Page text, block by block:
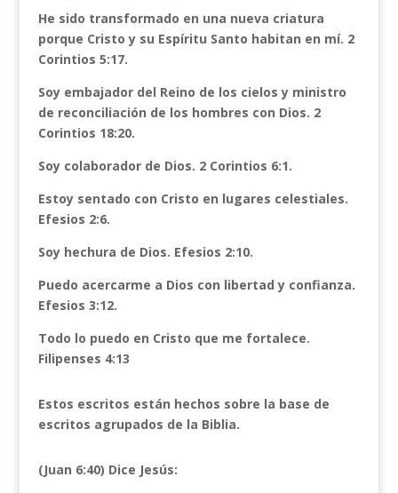
He sido transformado en una nueva criatura
porque Cristo y su Espíritu Santo habitan en mí. 2
Corintios 5:17.
Soy embajador del Reino de los cielos y ministro
de reconciliación de los hombres con Dios. 2
Corintios 18:20.
Soy colaborador de Dios. 2 Corintios 6:1.
Estoy sentado con Cristo en lugares celestiales.
Efesios 2:6.
Soy hechura de Dios. Efesios 2:10.
Puedo acercarme a Dios con libertad y confianza.
Efesios 3:12.
Todo lo puedo en Cristo que me fortalece.
Filipenses 4:13
Estos escritos están hechos sobre la base de
escritos agrupados de la Biblia.
(Juan 6:40) Dice Jesús: